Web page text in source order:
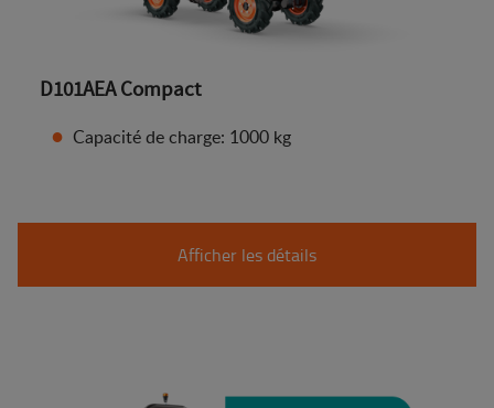
D101AEA Compact
Capacité de charge: 1000 kg
Afficher les détails